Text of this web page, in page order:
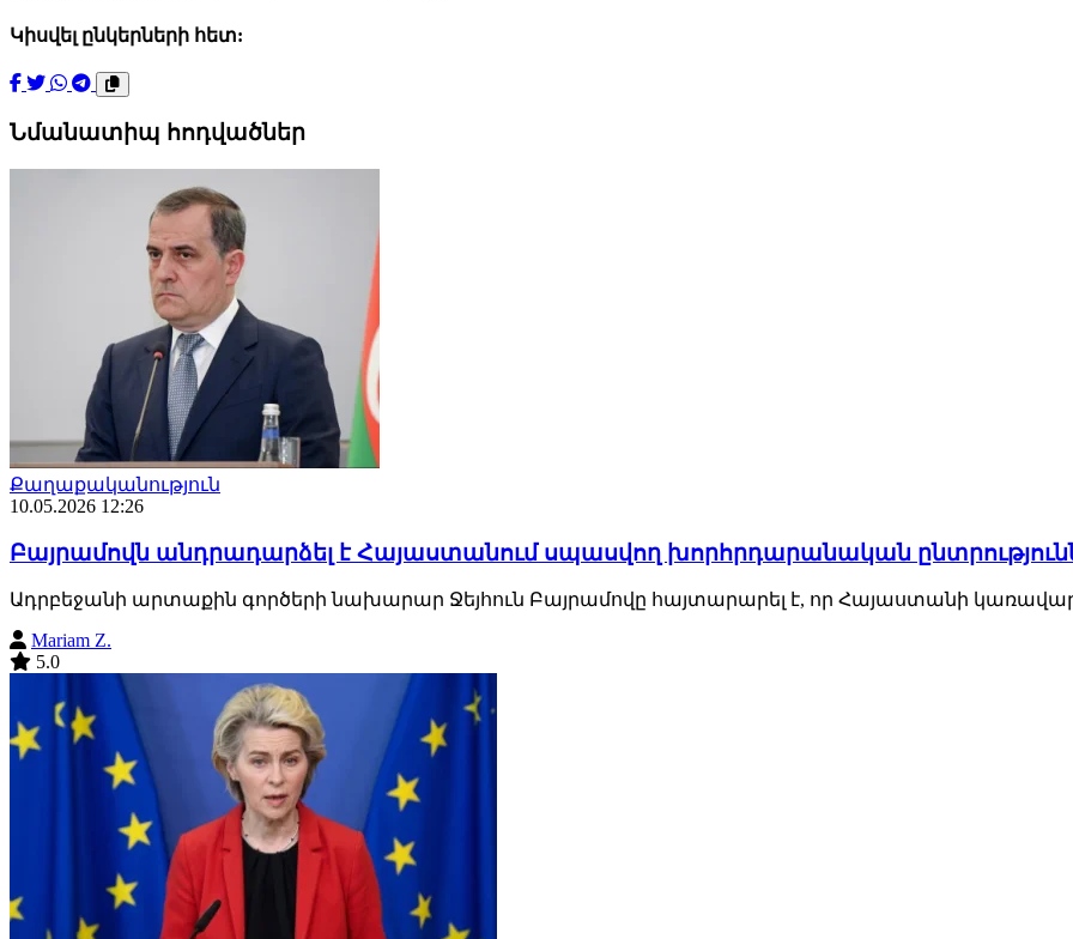
Կիսվել ընկերների հետ:
Նմանատիպ հոդվածներ
Քաղաքականություն
10.05.2026 12:26
Բայրամովն անդրադարձել է Հայաստանում սպասվող խորհրդարանական
Ադրբեջանի արտաքին գործերի նախարար Ջեյհուն Բայրամովը հայտարարել է, որ Հայաստանի
Mariam Z.
5.0